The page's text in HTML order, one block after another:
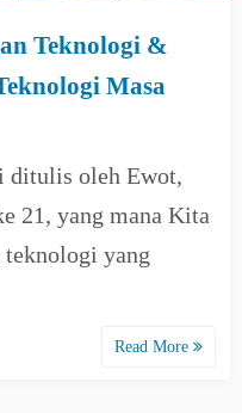
Teknologi &
Masa
ditulis oleh Ewot,
21, yang mana Kita
teknologi yang
Read More